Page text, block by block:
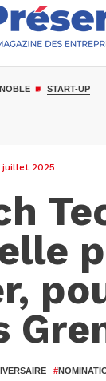
START-UP
2025
#